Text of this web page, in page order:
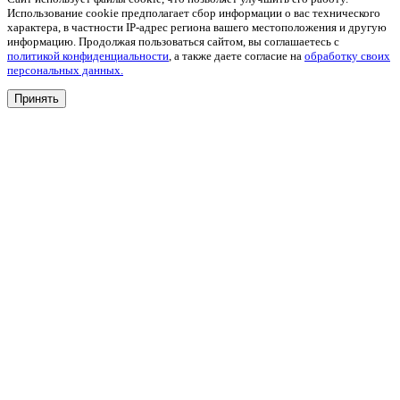
Использование cookie предполагает сбор информации о вас технического
характера, в частности IP-адрес региона вашего местоположения и другую
информацию. Продолжая пользоваться сайтом, вы соглашаетесь с
политикой конфиденциальности , а также даете согласие на обработку своих
персональных данных.
Принять